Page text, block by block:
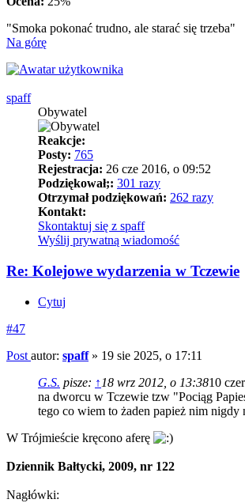
"Smoka pokonać trudno, ale starać się trzeba"
Na górę
spaff
Obywatel
Reakcje:
Posty: 765
Rejestracja: 26 cze 2016, o 09:52
Podziękował;: 301 razy
Otrzymał podziękowań: 262 razy
Kontakt:
Skontaktuj się z spaff
Wyślij prywatną wiadomość
Re: Kolejowe wydarzenia w Tczewie
Cytuj
#47
Post autor: spaff» 19 sie 2025, o 17:11
G.S. pisze: ↑ 18 wrz 2012, o 13:3810
na dworcu w Tczewie tzw "Pociąg
tego co wiem to żaden papież nim nigdy
W Trójmieście kręcono aferę
Dziennik Bałtycki, 2009, nr 122
Nagłówki: